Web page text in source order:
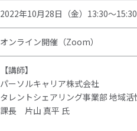
2022年10月28日（金）13:30～
オンライン開催（Zoom）
【講師】
パーソルキャリア株式会社
タレントシェアリング事業部 地域活
課長 片山 真平 氏